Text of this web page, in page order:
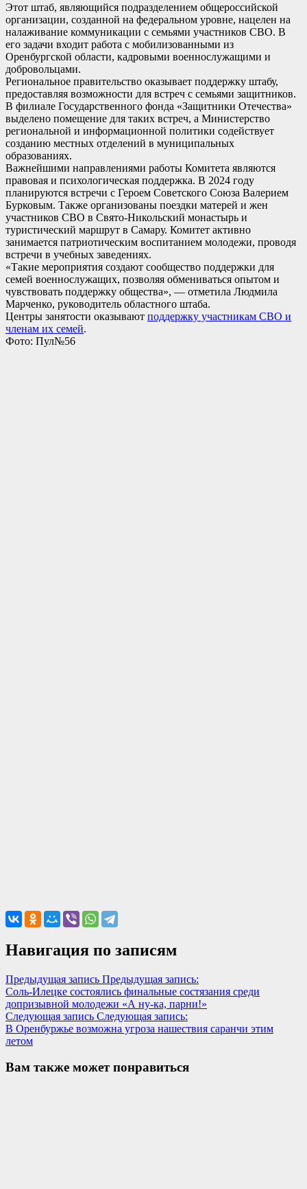
Этот штаб, являющийся подразделением общероссийской
организации, созданной на федеральном уровне, нацелен на
налаживание коммуникации с семьями участников СВО. В
его задачи входит работа с мобилизованными из
Оренбургской области, кадровыми военнослужащими и
добровольцами.
Региональное правительство оказывает поддержку штабу,
предоставляя возможности для встреч с семьями защитников.
В филиале Государственного фонда «Защитники Отечества»
выделено помещение для таких встреч, а Министерство
региональной и информационной политики содействует
созданию местных отделений в муниципальных
образованиях.
Важнейшими направлениями работы Комитета являются
правовая и психологическая поддержка. В 2024 году
планируются встречи с Героем Советского Союза Валерием
Бурковым. Также организованы поездки матерей и жен
участников СВО в Свято-Никольский монастырь и
туристический маршрут в Самару. Комитет активно
занимается патриотическим воспитанием молодежи, проводя
встречи в учебных заведениях.
«Такие мероприятия создают сообщество поддержки для
семей военнослужащих, позволяя обмениваться опытом и
чувствовать поддержку общества», — отметила Людмила
Марченко, руководитель областного штаба.
Центры занятости оказывают поддержку участникам СВО и
членам их семей.
Фото: Пул№56
Навигация по записям
Предыдущая запись Предыдущая запись:
Соль-Илецке состоялись финальные состязания среди
допризывной молодежи «А ну-ка, парни!»
Следующая запись Следующая запись:
В Оренбуржье возможна угроза нашествия саранчи этим
летом
Вам также может понравиться